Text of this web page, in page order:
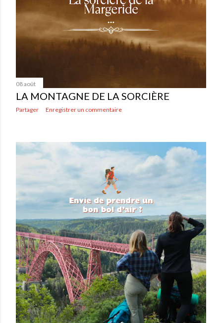
08 août
LA MONTAGNE DE LA SORCIÈRE
Partager Enregistrer un commentaire